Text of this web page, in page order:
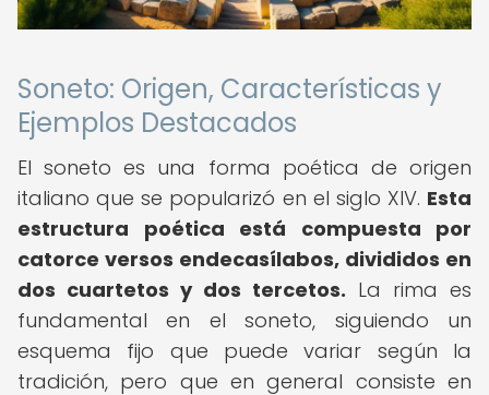
Soneto: Origen, Características y
Ejemplos Destacados
El soneto es una forma poética de origen
italiano que se popularizó en el siglo XIV. Esta
estructura poética está compuesta por
catorce versos endecasílabos, divididos en
dos cuartetos y dos tercetos. La rima es
fundamental en el soneto, siguiendo un
esquema fijo que puede variar según la
tradición, pero que en general consiste en